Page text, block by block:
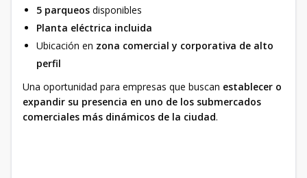
5 parqueos disponibles
Planta eléctrica incluida
Ubicación en zona comercial y corporativa de alto
perfil
Una oportunidad para empresas que buscan establecer o
expandir su presencia en uno de los submercados
comerciales más dinámicos de la ciudad.